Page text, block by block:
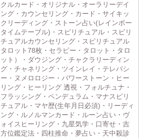
クルカード・オリジナル・オーラリーデイ
ング・カウンセリング・カード・サイキッ
クリーディング・ストーン占い(レインボー
タイムテーブル)・スピリチュアル・スピリ
チュアルカウンセリング・スピリチュアル
タロット78枚・セラピー・タロット・タロ
ット）・ダウジング・チャクラリーディン
グ・チャネリング・ツインレイ・テレパシ
ー・ヌメロロジー・パワーストーン・ヒー
リング・ヒーリング 透視・フォルチュナ・
フラッシング・ペンデュラム・マナスピリ
チュアル・マヤ歴(生年月日必須)・リーディ
ング・ルノルマンカード・ルーン占い・ヴ
ォイスヒーリング・九星気学・口寄せ・吉
方位鑑定法・四柱推命・夢占い・天中殺診